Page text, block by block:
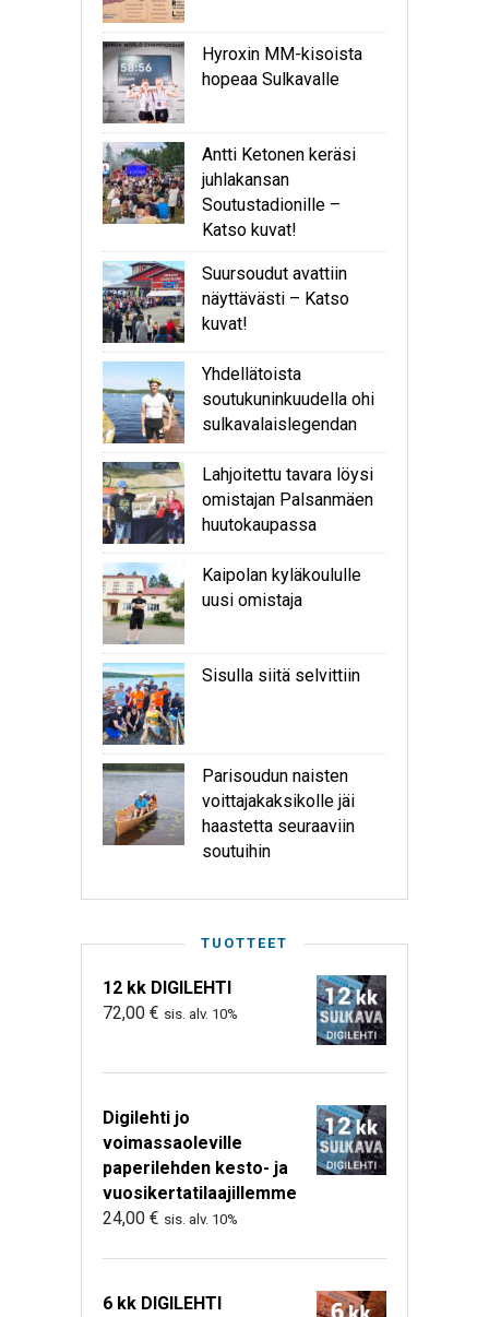
Hyroxin MM-kisoista
hopeaa Sulkavalle
Antti Ketonen keräsi
juhlakansan
Soutustadionille –
Katso kuvat!
Suursoudut avattiin
näyttävästi – Katso
kuvat!
Yhdellätoista
soutukuninkuudella ohi
sulkavalaislegendan
Lahjoitettu tavara löysi
omistajan Palsanmäen
huutokaupassa
Kaipolan kyläkoululle
uusi omistaja
Sisulla siitä selvittiin
Parisoudun naisten
voittajakaksikolle jäi
haastetta seuraaviin
soutuihin
TUOTTEET
12 kk DIGILEHTI
72,00 € sis. alv. 10%
Digilehti jo
voimassaoleville
paperilehden kesto- ja
vuosikertatilaajillemme
24,00 € sis. alv. 10%
6 kk DIGILEHTI